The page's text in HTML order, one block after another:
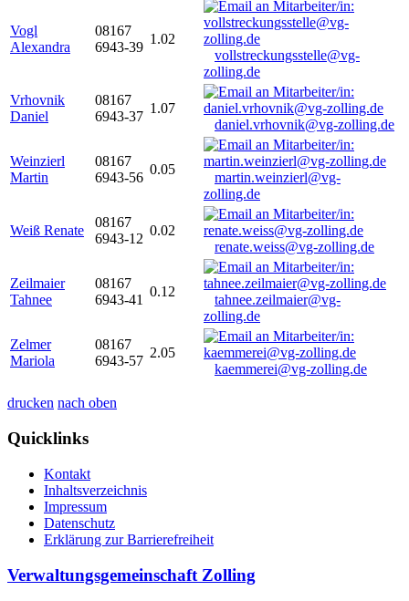
Vogl
Alexandra
08167
6943-39
1.02
vollstreckungsstelle@vg-
zolling.de
Vrhovnik
Daniel
08167
6943-37
1.07
daniel.vrhovnik@vg-zolling.de
Weinzierl
Martin
08167
6943-56
0.05
martin.weinzierl@vg-
zolling.de
Weiß Renate
08167
6943-12
0.02
renate.weiss@vg-zolling.de
Zeilmaier
Tahnee
08167
6943-41
0.12
tahnee.zeilmaier@vg-
zolling.de
Zelmer
Mariola
08167
6943-57
2.05
kaemmerei@vg-zolling.de
drucken nach oben
Quicklinks
Kontakt
Inhaltsverzeichnis
Impressum
Datenschutz
Erklärung zur Barrierefreiheit
Verwaltungsgemeinschaft Zolling